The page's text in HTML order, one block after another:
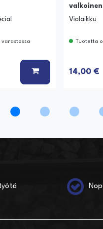
varastossa
LISÄÄ KORIIN
Violaikku
Tuotetta
14,00 €